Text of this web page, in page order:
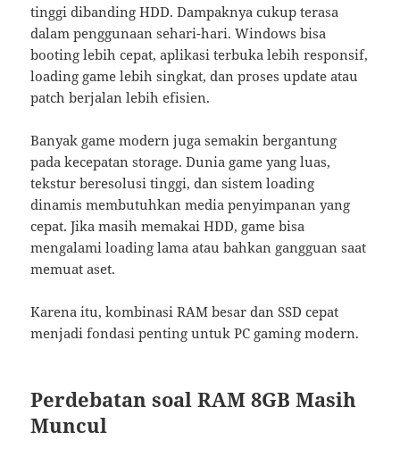
tinggi dibanding HDD. Dampaknya cukup terasa
dalam penggunaan sehari-hari. Windows bisa
booting lebih cepat, aplikasi terbuka lebih responsif,
loading game lebih singkat, dan proses update atau
patch berjalan lebih efisien.
Banyak game modern juga semakin bergantung
pada kecepatan storage. Dunia game yang luas,
tekstur beresolusi tinggi, dan sistem loading
dinamis membutuhkan media penyimpanan yang
cepat. Jika masih memakai HDD, game bisa
mengalami loading lama atau bahkan gangguan saat
memuat aset.
Karena itu, kombinasi RAM besar dan SSD cepat
menjadi fondasi penting untuk PC gaming modern.
Perdebatan soal RAM 8GB Masih
Muncul